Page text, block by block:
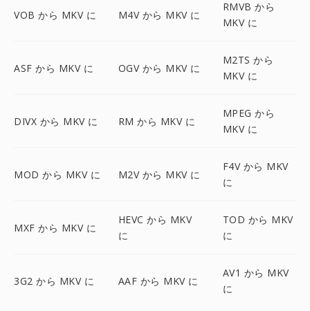
VOB から MKV に M4V から MKV に
RMVB から
MKV に
ASF から MKV に OGV から MKV に
M2TS から
MKV に
DIVX から MKV に RM から MKV に
MPEG から
MKV に
MOD から MKV に M2V から MKV に
F4V から MKV
に
MXF から MKV に
HEVC から MKV
に
TOD から MKV
に
3G2 から MKV に AAF から MKV に
AV1 から MKV
に